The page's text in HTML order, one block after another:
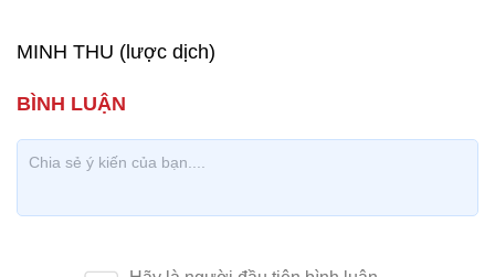
MINH THU (lược dịch)